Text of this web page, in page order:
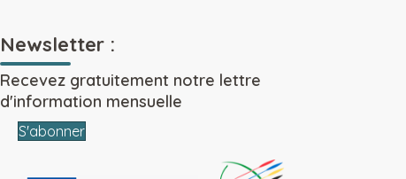
Newsletter :
Recevez gratuitement notre lettre
d'information mensuelle
S'abonner